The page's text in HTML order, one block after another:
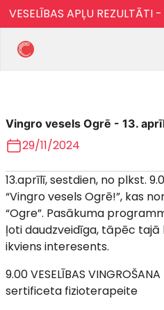
VESELĪBAS APĻU REZULTĀTI
Vingro vesels Ogrē - 13.
29/11/2024
13.aprīlī, sestdien, no plkst.
“Vingro vesels Ogrē!”, kas
“Ogre”. Pasākuma
ļoti daudzveidīga, tāpēc
ikviens interesents.
9.00 VESELĪBAS
sertificeta fizioterapeite